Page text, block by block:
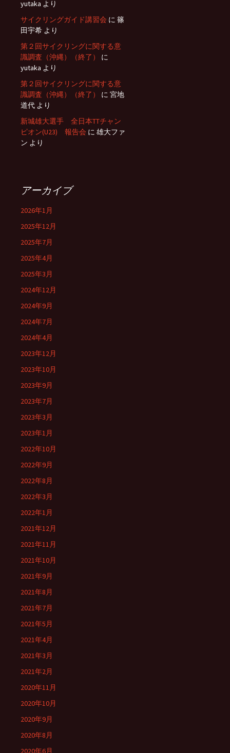
yutaka より
サイクリングガイド講習会 に 篠
田宇希 より
第２回サイクリングに関する意
識調査（沖縄）（終了）
に
yutaka より
第２回サイクリングに関する意
識調査（沖縄）（終了）
に 宮地
道代 より
新城雄大選手 全日本TTチャン
ピオン(U23) 報告会 に 雄大ファ
ン より
アーカイブ
2026年1月
2025年12月
2025年7月
2025年4月
2025年3月
2024年12月
2024年9月
2024年7月
2024年4月
2023年12月
2023年10月
2023年9月
2023年7月
2023年3月
2023年1月
2022年10月
2022年9月
2022年8月
2022年3月
2022年1月
2021年12月
2021年11月
2021年10月
2021年9月
2021年8月
2021年7月
2021年5月
2021年4月
2021年3月
2021年2月
2020年11月
2020年10月
2020年9月
2020年8月
2020年6月